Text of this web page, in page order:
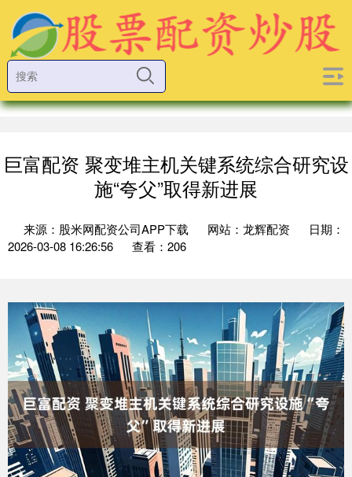
巨富配资 聚变堆主机关键系统综合研究设
施“夸父”取得新进展
来源：股米网配资公司APP下载 网站：龙辉配资
日期：
2026-03-08 16:26:56
查看：206